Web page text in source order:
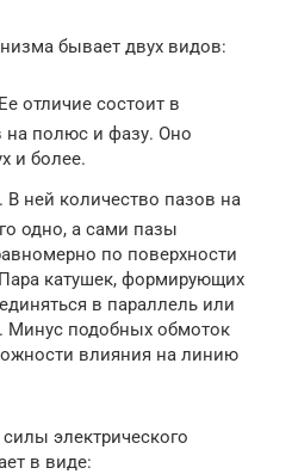
бывает двух видов:
отличие состоит в
на полюс и фазу. Оно
и более.
В ней количество пазов на
одно, а сами пазы
по поверхности
катушек, формирующих
в параллель или
Минус подобных обмоток
влияния на линию
электрического
в виде: